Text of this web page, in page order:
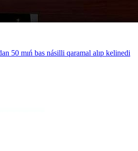
50 mıń bas násilli qaramal alıp kelinedi